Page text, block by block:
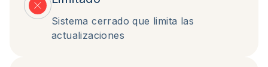
Sistema cerrado que limita las
actualizaciones